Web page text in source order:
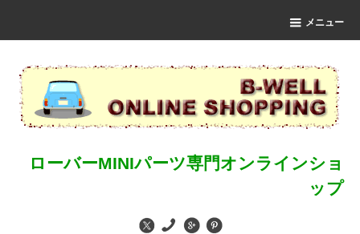
メニュー
ローバーMINIパーツ専門オンラインショ
ップ